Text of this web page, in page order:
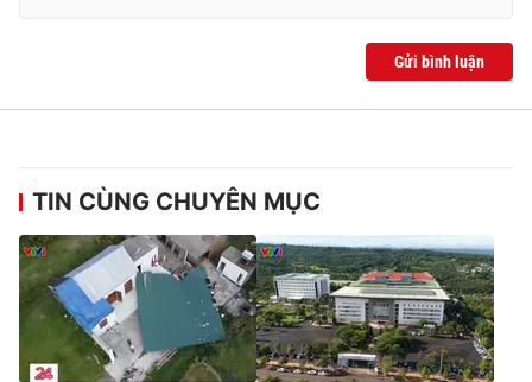
Gửi bình luận
TIN CÙNG CHUYÊN MỤC